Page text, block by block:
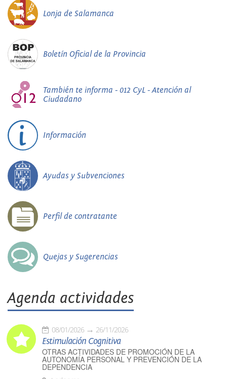
Lonja de Salamanca
Boletín Oficial de la Provincia
También te informa - 012 CyL - Atención al
Ciudadano
Información
Ayudas y Subvenciones
Perfil de contratante
Quejas y Sugerencias
Agenda actividades
08/01/2026 26/11/2026
Estimulación Cognitiva
OTRAS ACTIVIDADES DE PROMOCIÓN DE LA
AUTONOMÍA PERSONAL Y PREVENCIÓN DE LA
DEPENDENCIA